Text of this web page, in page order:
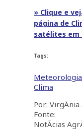
» Clique e
página de
satélites em
Tags:
Meteorologia
Clima
Por: VirgÃ­nia
Fonte:
NotÃ­cias